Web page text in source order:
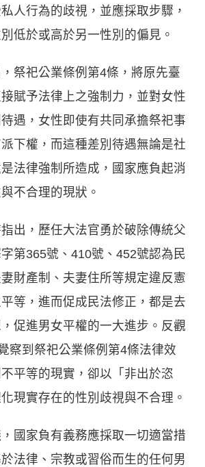
人行為的歧視，並應採取步驟，
低於或高於另一性別的偏見。
祭祀公業條例第4條，將原先臺
賦予法律上之強制力，並對女性
遇，女性即使有共同承擔祭祀事
下權，而這種差別待遇無論是社
法律強制所造成，國家應負起消
不合理的現狀。
出，歷任大法官勇於破除傳統父
第365號、410號、452號認為民
財產制、夫妻住所等規定違反憲
等，進而促成民法修正，都是去
促進男女平權的一大進步。反觀
察到祭祀公業條例第4條法律效
平等的現實，卻以「非出於恣
現實存在的性別歧視與不合理。
國家負有義務應採取一切適當措
法律、宗教或習俗而生的任何男